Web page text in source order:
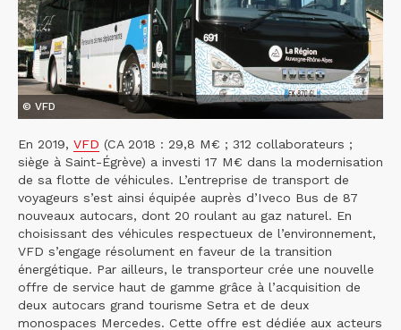
© VFD
En 2019, VFD (CA 2018 : 29,8 M€ ; 312 collaborateurs ;
siège à Saint-Égrève) a investi 17 M€ dans la modernisation
de sa flotte de véhicules. L’entreprise de transport de
voyageurs s’est ainsi équipée auprès d’Iveco Bus de 87
nouveaux autocars, dont 20 roulant au gaz naturel. En
choisissant des véhicules respectueux de l’environnement,
VFD s’engage résolument en faveur de la transition
énergétique. Par ailleurs, le transporteur crée une nouvelle
offre de service haut de gamme grâce à l’acquisition de
deux autocars grand tourisme Setra et de deux
monospaces Mercedes. Cette offre est dédiée aux acteurs